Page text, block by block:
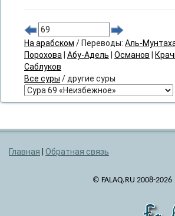
На арабском / Переводы: Аль-
Порохова
Абу-Адель Османов
Саблуков
Все суры / другие суры
Главная Обратная связь
© FALAQ.RU 2008-2026